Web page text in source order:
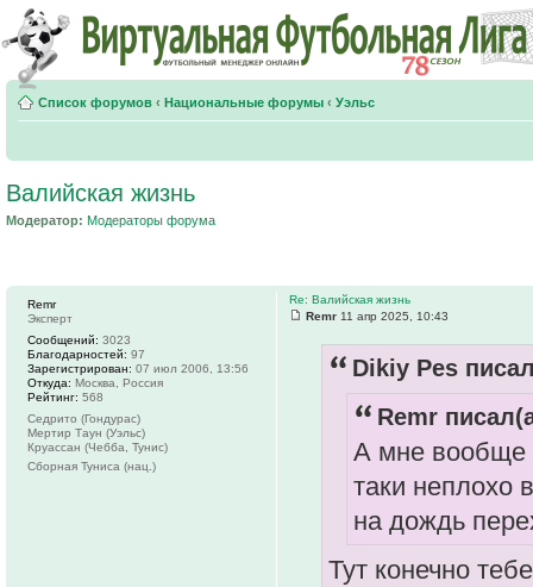
Список форумов ‹ Национальные форумы ‹ Уэльс
Валийская жизнь
Модератор: Модераторы форума
Re: Валийская жизнь
Remr 11 апр 2025, 10:43
Dikiy Pes
Remr
А мне вообще
таки неплохо
на дождь
Тут конечно
Remr
Эксперт
Сообщений: 3023
Благодарностей: 97
Зарегистрирован: 07 июл 2006, 13:56
Откуда: Москва, Россия
Рейтинг: 568
Седрито (Гондурас)
Мертир Таун (Уэльс)
Круассан (Чебба, Тунис)
Сборная Туниса (нац.)